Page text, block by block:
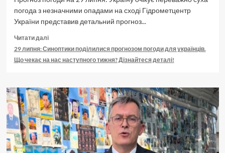
погода з незначними опадами на сході Гідрометцентр
України представив детальний прогноз...
Читати даліДокладніше
про
160
29 липня: Синоптики поділилися прогнозом погоди для українців.
Що чекає на нас наступного тижня? Дізнайтеся деталі!